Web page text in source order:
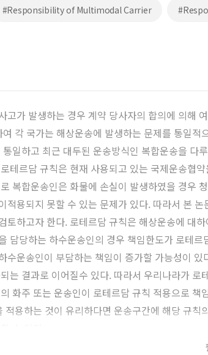
#Responsibility of Multimodal Carrier
고가 발생하는 경우 계약 당사자의 합의에 의해
각 국가는 해상운송에 발생하는 문제를 통일
일하고 최근 대두된 운송방식인 복합운송을
테르담 규칙은 현재 사용되고 있는 국제운송협
복합운송인은 화물에 손실이 발생하였을 경우
적용되지 못할 수 있는 문제가 있다. 따라서 본
토하고자 한다. 로테르담 규칙은 해상운송에 대
담당하는 하수운송인의 경우 책임한도가 로테
수운송인이 부담하는 책임이 증가할 가능성이
는 결과로 이어질수 있다. 따라서 우리나라가
화주 또는 운송인이 로테르담 규칙 적용으로
적용하는 것이 유리하다면 운송구간에 해당 규